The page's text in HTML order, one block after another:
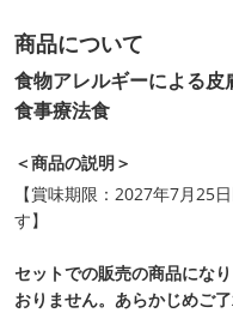
商品について
食物アレルギーによる
食事療法食
＜商品の説明＞
【賞味期限：2027年7月25
す】
セットでの販売の商品にな
おりません。あらかじめご了